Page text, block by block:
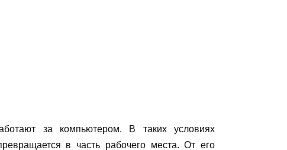
за компьютером. В таких условиях
в часть рабочего места. От его